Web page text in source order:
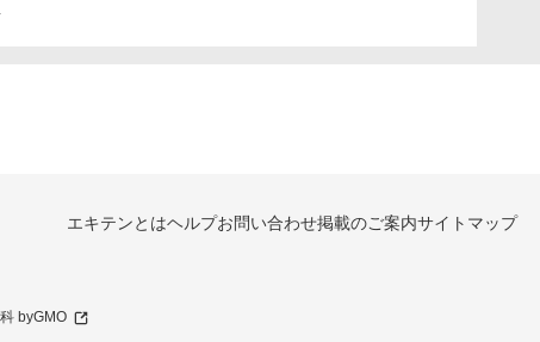
エキテンとはヘルプお問い合わせ掲載のご案内サイトマップ
byGMO